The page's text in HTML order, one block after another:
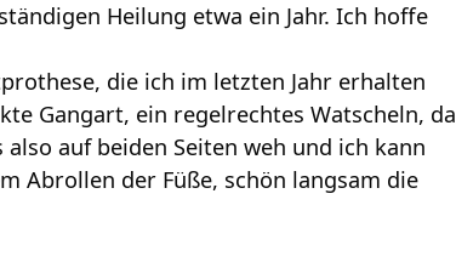
Heilung etwa ein Jahr. Ich hoffe
die ich im letzten Jahr erhalten
Gangart, ein regelrechtes Watscheln, da
auf beiden Seiten weh und ich kann
Abrollen der Füße, schön langsam die